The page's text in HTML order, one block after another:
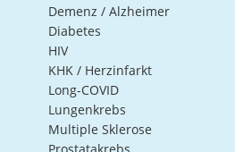
Demenz / Alzheimer
Diabetes
HIV
KHK / Herzinfarkt
Long-COVID
Lungenkrebs
Multiple Sklerose